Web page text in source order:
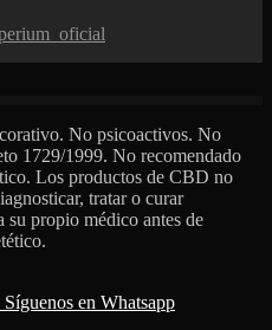
No psicoactivos. No
1729/1999. No recomendado
Los productos de CBD no
tratar o curar
su propio médico antes de
Síguenos en Whatsapp